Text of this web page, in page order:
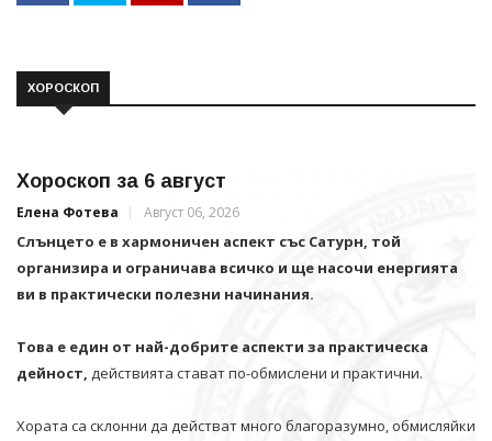
ХОРОСКОП
Хороскоп за 6 август
Елена Фотева Август 06, 2026
Слънцето е в хармоничен аспект със Сатурн, той
организира и ограничава всичко и щe насочи енергията
ви в практически полезни начинания.
Това е един от най-добрите аспекти за практическа
дейност, действията стават по-обмислени и практични.
Хората са склонни да действат много благоразумно, обмисляйки